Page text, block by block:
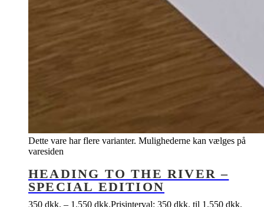
Dette vare har flere varianter. Mulighederne kan vælges på
varesiden
HEADING TO THE RIVER –
SPECIAL EDITION
350 dkk. – 1.550 dkk.Prisinterval: 350 dkk. til 1.550 dkk.